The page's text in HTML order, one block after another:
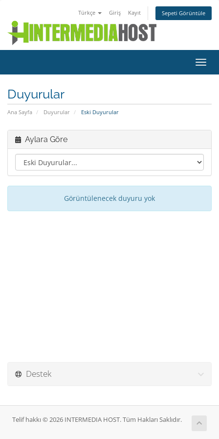
Türkçe Giriş Kayıt Sepeti Görüntüle
Duyurular
Ana Sayfa Duyurular Eski Duyurular
Aylara Göre
Görüntülenecek duyuru yok
Destek
Telif hakkı © 2026 INTERMEDIA HOST. Tüm Hakları Saklıdır.